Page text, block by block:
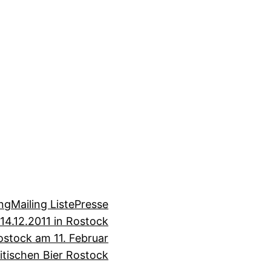
Mailing ListePresse
in Rostock
am 11. Februar
Bier Rostock